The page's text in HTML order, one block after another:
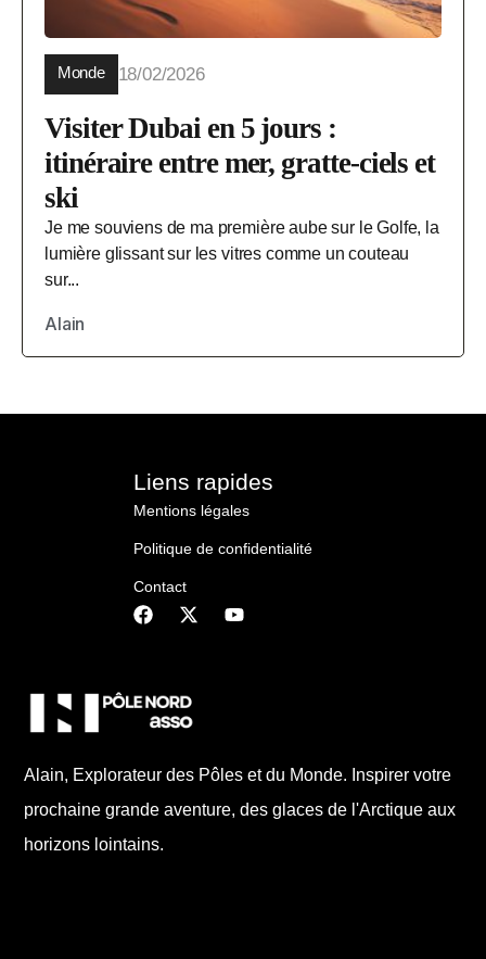
Monde 18/02/2026
Visiter Dubai en 5 jours :
itinéraire entre mer, gratte-ciels et
ski
Je me souviens de ma première aube sur le Golfe, la
lumière glissant sur les vitres comme un couteau
sur...
Alain
Alain, Explorateur des Pôles et du Monde. Inspirer votre
prochaine grande aventure, des glaces de l'Arctique aux
horizons lointains.
Liens rapides
Mentions légales
Politique de confidentialité
Contact